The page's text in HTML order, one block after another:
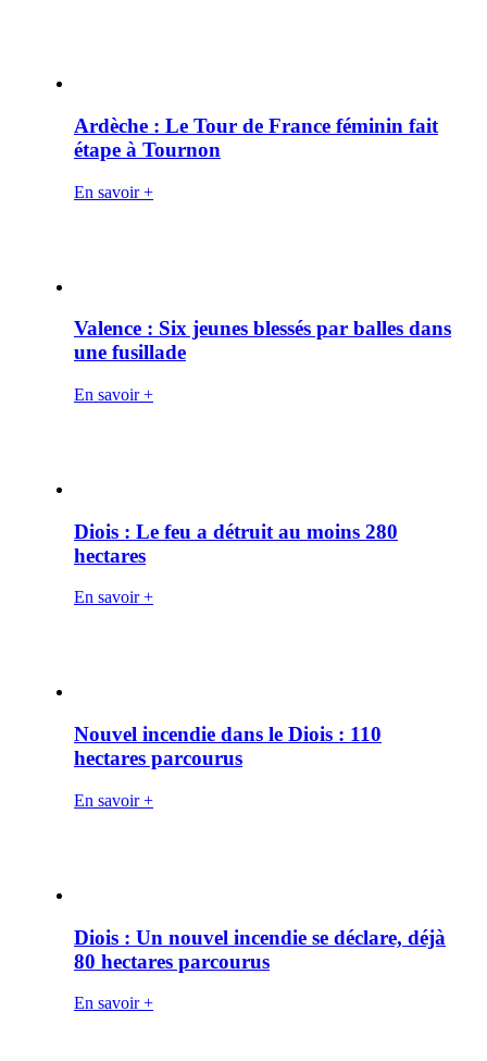
Ardèche : Le Tour de France féminin fait
étape à Tournon
En savoir +
Valence : Six jeunes blessés par balles dans
une fusillade
En savoir +
Diois : Le feu a détruit au moins 280
hectares
En savoir +
Nouvel incendie dans le Diois : 110
hectares parcourus
En savoir +
Diois : Un nouvel incendie se déclare, déjà
80 hectares parcourus
En savoir +